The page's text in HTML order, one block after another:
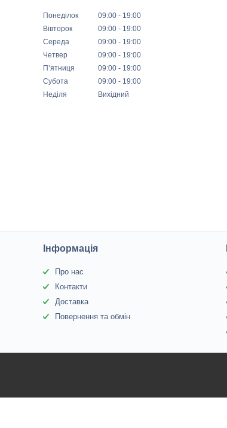
Понеділок 09:00
19:00
Вівторок
09:00
19:00
Середа
09:00
19:00
Четвер
09:00
19:00
Пʼятниця
09:00
19:00
Субота
09:00
19:00
Неділя
Вихідний
Інформація
Про нас
Контакти
Доставка
Повернення та обмін